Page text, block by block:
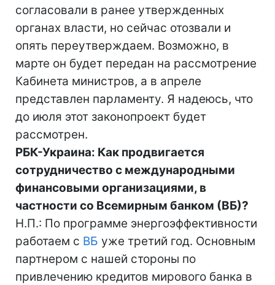
согласовали в ранее утвержденных
органах власти, но сейчас отозвали и
опять переутверждаем. Возможно, в
марте он будет передан на рассмотрение
Кабинета министров, а в апреле
представлен парламенту. Я надеюсь, что
до июля этот законопроект будет
рассмотрен.
РБК-Украина: Как продвигается
сотрудничество с международными
финансовыми организациями, в
частности со Всемирным банком (ВБ)?
Н.П.: По программе энергоэффективности
работаем с ВБ уже третий год. Основным
партнером с нашей стороны по
привлечению кредитов мирового банка в